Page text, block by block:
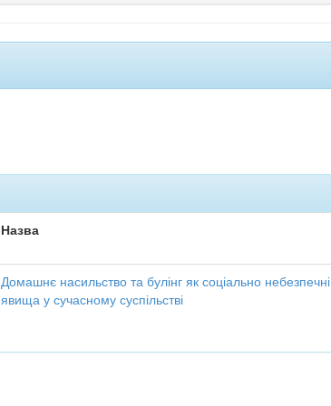
Назва
Домашнє насильство та булінг як соціально небезпечні
явища у сучасному суспільстві